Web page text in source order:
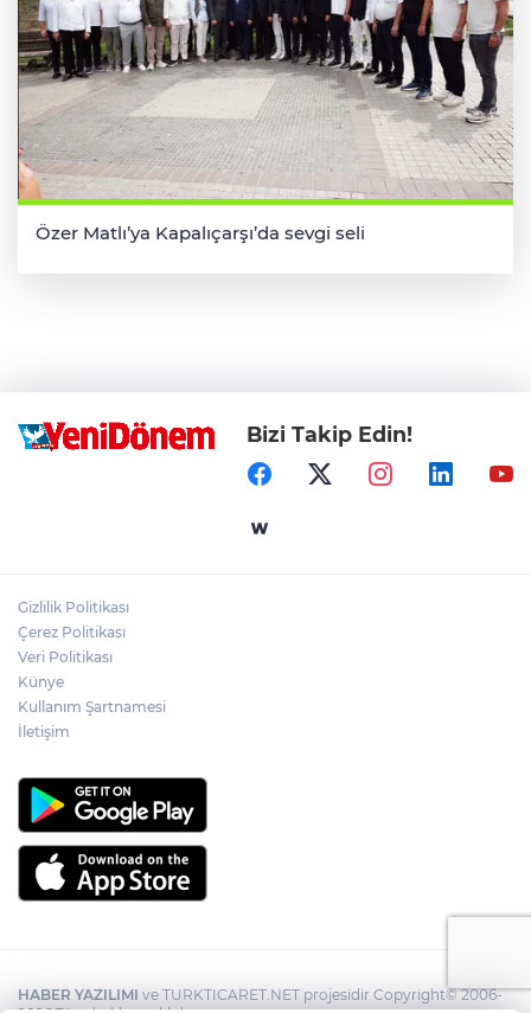
Özer Matlı’ya Kapalıçarşı’da sevgi seli
Bizi Takip Edin!
Gizlilik Politikası
Çerez Politikası
Veri Politikası
Künye
Kullanım Şartnamesi
İletişim
HABER YAZILIMI ve TURKTICARET.NET projesidir Copyright© 2006-